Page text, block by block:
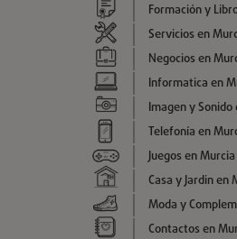
Formación y
Servicios en
Negocios en
Informatica en
Imagen y
Telefonía en
Juegos en Murcia
Casa y Jardin en
Moda y
Contactos en